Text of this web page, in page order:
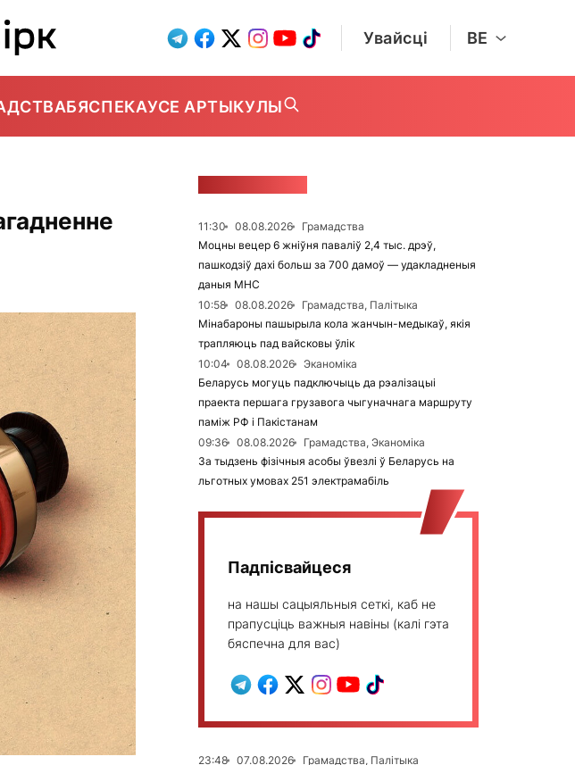
Увайсці BE
БЯСПЕКАУСЕ АРТЫКУЛЫ
11:30 08.08.2026
Грамадства
Моцны вецер 6 жніўня паваліў 2,4 тыс. дрэў,
пашкодзіў дахі больш за 700 дамоў — удакладненыя
даныя МНС
10:58
08.08.2026
Грамадства, Палітыка
Мінабароны пашырыла кола жанчын-медыкаў, якія
трапляюць пад вайсковы ўлік
10:04
08.08.2026
Эканоміка
Беларусь могуць падключыць да рэалізацыі
праекта першага грузавога чыгуначнага маршруту
паміж РФ і Пакістанам
09:36
08.08.2026
Грамадства, Эканоміка
За тыдзень фізічныя асобы ўвезлі ў Беларусь на
льготных умовах 251 электрамабіль
Падпісвайцеся
на нашы сацыяльныя сеткі, каб не
прапусціць важныя навіны (калі гэта
бяспечна для вас)
23:48 07.08.2026
Грамадства, Палітыка